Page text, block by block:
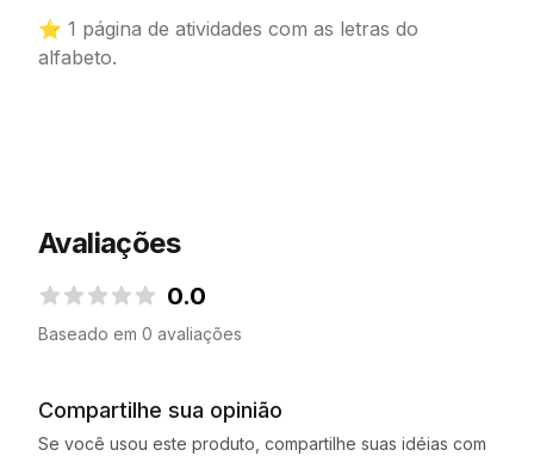
⭐ 1 página de atividades com as letras do
alfabeto.
Avaliações
0.0
Baseado em 0 avaliações
Compartilhe sua opinião
Se você usou este produto, compartilhe suas idéias com